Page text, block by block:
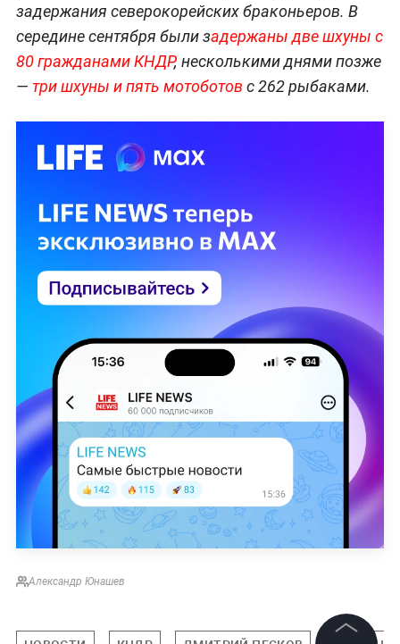
задержания северокорейских браконьеров. В
середине сентября были задержаны две шхуны с
80 гражданами КНДР, несколькими днями позже
— три шхуны и пять мотоботов с 262 рыбаками.
Александр Юнашев